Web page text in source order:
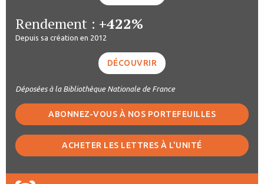
Rendement : +422%
Depuis sa création en 2012
DÉCOUVRIR
Déposées à la Bibliothèque Nationale de France
ABONNEZ-VOUS À NOS PORTEFEUILLES
ACHETER LES LETTRES À L'UNITÉ